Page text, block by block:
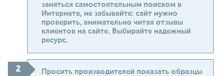
заняться самостоятельным поиском в
Интернете, не забывайте: сайт нужно
проверить, внимательно читая отзывы
клиентов на сайте. Выбирайте надежный
ресурс.
Просить производителей показать образцы